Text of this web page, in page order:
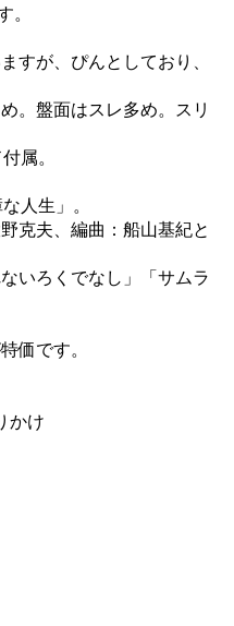
。
すが、ぴんとしており、
。盤面はスレ多め。スリ
属。
人生」。
克夫、編曲：船山基紀と
いろくでなし」「サムラ
価です。
かけ